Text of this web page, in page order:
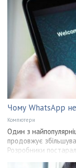
Чому WhatsApp
Компютери
Один з
продовжує
Розробники